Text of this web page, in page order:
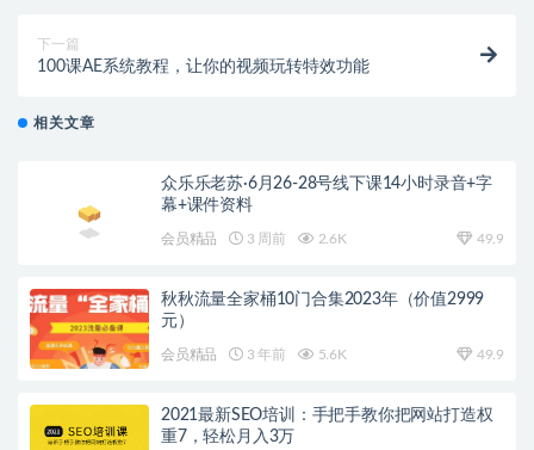
下一篇
100课AE系统教程，让你的视频玩转特效功能
相关文章
众乐乐老苏·6月26-28号线下课14小时录音+字
幕+课件资料
会员精品 3 周前 2.6K 49.9
秋秋流量全家桶10门合集2023年（价值2999
元）
会员精品 3 年前 5.6K 49.9
2021最新SEO培训：手把手教你把网站打造权
重7，轻松月入3万